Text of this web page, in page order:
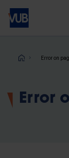
Skip
main
Error on
Error